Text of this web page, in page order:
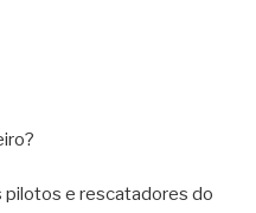
pilotos e rescatadores do